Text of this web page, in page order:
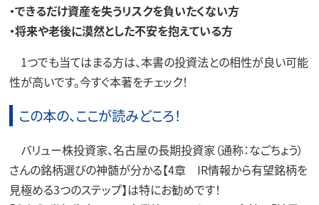
・できるだけ資産を失うリスクを負いたくない方
・将来や老後に漠然とした不安を抱えている方
1つでも当てはまる方は、本書の投資法との相性が良い可能
性が高いです。今すぐ本著をチェック！
この本の、ここが読みどころ！
バリュー株投資家、名古屋の長期投資家（通称：なごちょう）
さんの銘柄選びの神髄が分かる【4章 IR情報から有望銘柄を
見極める3つのステップ】は特にお勧めです！